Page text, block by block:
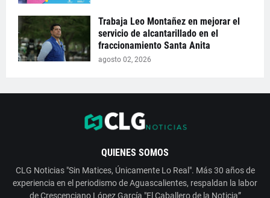
Trabaja Leo Montañez en mejorar el
servicio de alcantarillado en el
fraccionamiento Santa Anita
agosto 02, 2026
QUIENES SOMOS
CLG Noticias "Sin Matices, Únicamente Lo Real". Más 30 años de
experiencia en el periodismo de Aguascalientes, respaldan la labor
de Crescenciano López García "El Caballero de la Noticia”